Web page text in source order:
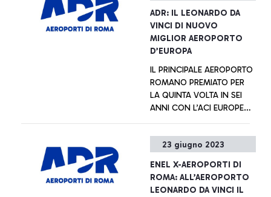
ADR: IL LEONARDO DA
VINCI DI NUOVO
MIGLIOR AEROPORTO
D’EUROPA
IL PRINCIPALE AEROPORTO
ROMANO PREMIATO PER
LA QUINTA VOLTA IN SEI
ANNI CON L’ACI EUROPE
+ Approfondisci
23 giugno 2023
ENEL X-AEROPORTI DI
ROMA: ALL’AEROPORTO
LEONARDO DA VINCI IL